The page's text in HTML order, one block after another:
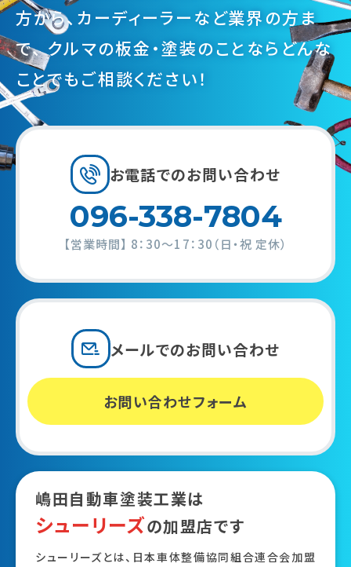
方から、カーディーラーなど業界の方ま
で、クルマの板金・塗装のことならどんな
ことでもご相談ください！
お電話でのお問い合わせ
096-338-7804
【営業時間】 8：30～17：30（日・祝 定休）
メールでのお問い合わせ
お問い合わせフォーム
嶋田自動車塗装工業は
シューリーズの加盟店です
シューリーズとは、日本車体整備協同組合連合会加盟